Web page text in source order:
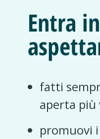
Entra
fatti
aperta più
promuovi